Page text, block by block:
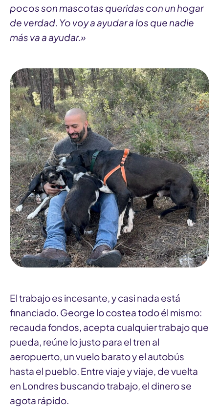
pocos son mascotas queridas con un hogar
de verdad. Yo voy a ayudar a los que nadie
más va a ayudar.»
El trabajo es incesante, y casi nada está
financiado. George lo costea todo él mismo:
recauda fondos, acepta cualquier trabajo que
pueda, reúne lo justo para el tren al
aeropuerto, un vuelo barato y el autobús
hasta el pueblo. Entre viaje y viaje, de vuelta
en Londres buscando trabajo, el dinero se
agota rápido.